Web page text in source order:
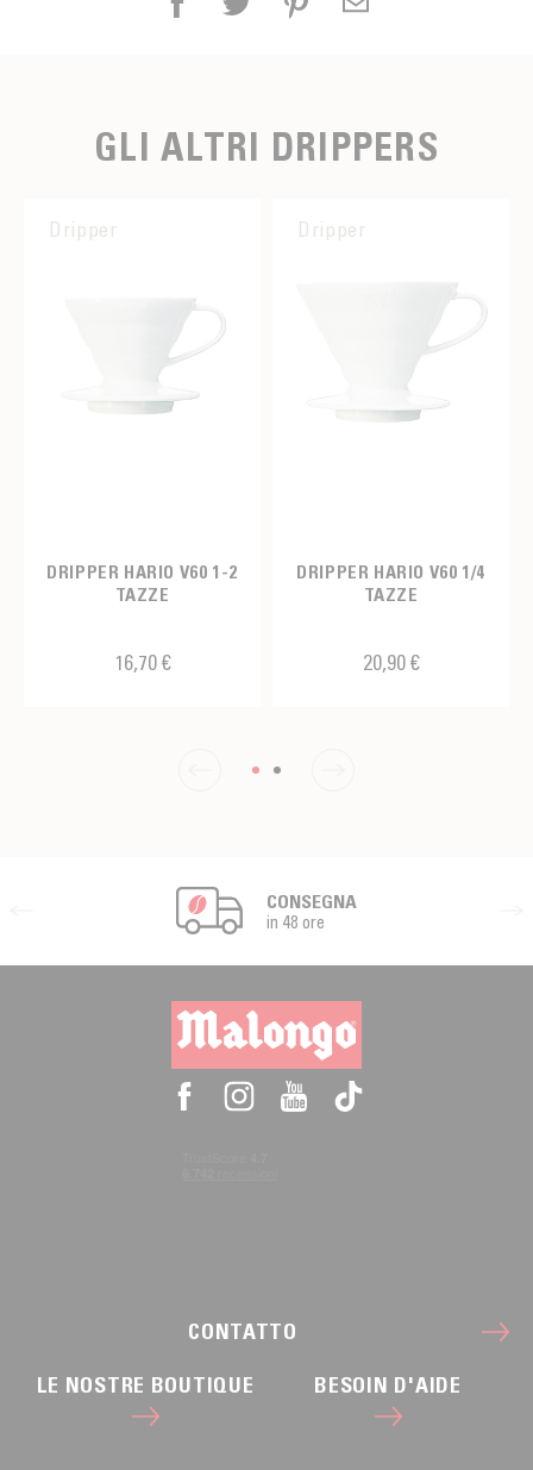
GLI ALTRI DRIPPERS
Dripper
DRIPPER HARIO V60 1-2
TAZZE
16,70 €
Dripper
DRIPPER HARIO V60 1/4
TAZZE
20,90 €
CONSEGNA
in 48 ore
CONTATTO
LE NOSTRE BOUTIQUE BESOIN D'AIDE